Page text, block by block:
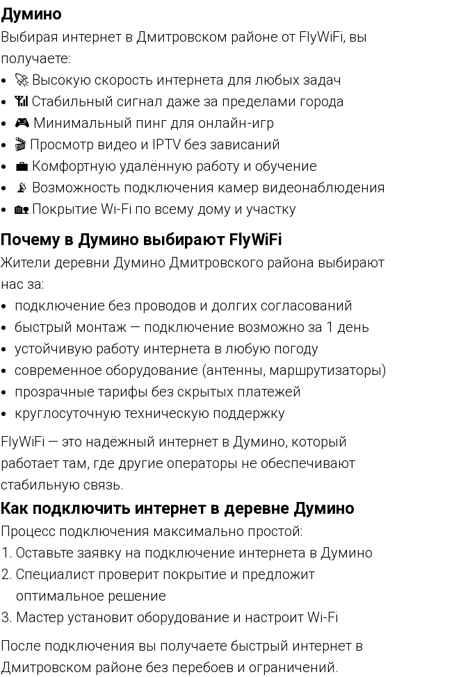
Думино
Выбирая интернет в Дмитровском районе от FlyWiFi, вы
получаете:
🚀 Высокую скорость интернета для любых задач
📶 Стабильный сигнал даже за пределами города
🎮 Минимальный пинг для онлайн-игр
🎬 Просмотр видео и IPTV без зависаний
💼 Комфортную удалённую работу и обучение
📡 Возможность подключения камер видеонаблюдения
🏡 Покрытие Wi-Fi по всему дому и участку
Почему в Думино выбирают FlyWiFi
Жители деревни Думино Дмитровского района выбирают
нас за:
подключение без проводов и долгих согласований
быстрый монтаж — подключение возможно за 1 день
устойчивую работу интернета в любую погоду
современное оборудование (антенны, маршрутизаторы)
прозрачные тарифы без скрытых платежей
круглосуточную техническую поддержку
FlyWiFi — это надёжный интернет в Думино, который
работает там, где другие операторы не обеспечивают
стабильную связь.
Как подключить интернет в деревне Думино
Процесс подключения максимально простой:
Оставьте заявку на подключение интернета в Думино
Специалист проверит покрытие и предложит
оптимальное решение
Мастер установит оборудование и настроит Wi-Fi
После подключения вы получаете быстрый интернет в
Дмитровском районе без перебоев и ограничений.